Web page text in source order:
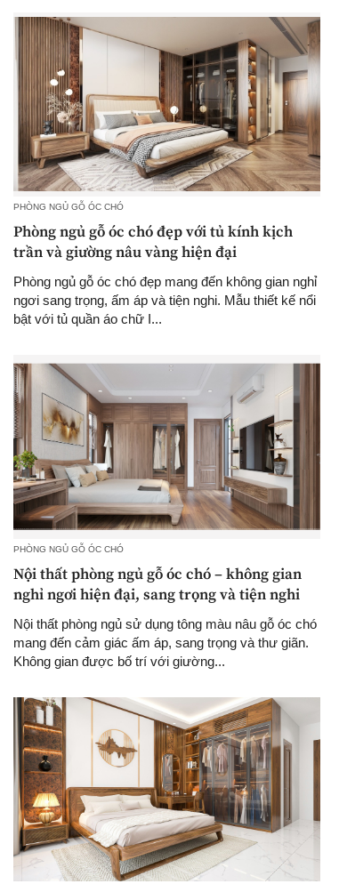
PHÒNG NGỦ GỖ ÓC CHÓ
Phòng ngủ gỗ óc chó đẹp với tủ kính kịch
trần và giường nâu vàng hiện đại
Phòng ngủ gỗ óc chó đẹp mang đến không gian nghỉ
ngơi sang trọng, ấm áp và tiện nghi. Mẫu thiết kế nổi
bật với tủ quần áo chữ I...
PHÒNG NGỦ GỖ ÓC CHÓ
Nội thất phòng ngủ gỗ óc chó – không gian
nghỉ ngơi hiện đại, sang trọng và tiện nghi
Nội thất phòng ngủ sử dụng tông màu nâu gỗ óc chó
mang đến cảm giác ấm áp, sang trọng và thư giãn.
Không gian được bố trí với giường...